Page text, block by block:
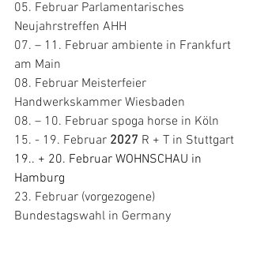
05. Februar Parlamentarisches
Neujahrstreffen AHH
07. – 11. Februar ambiente in Frankfurt
am Main
08. Februar Meisterfeier
Handwerkskammer Wiesbaden
08. – 10. Februar spoga horse in Köln
15. - 19. Februar 2027 R + T in Stuttgart
19.. + 20. Februar WOHNSCHAU in
Hamburg
23. Februar (vorgezogene)
Bundestagswahl in Germany